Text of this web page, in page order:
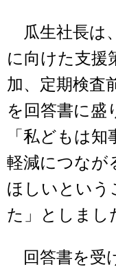
瓜生社長は
に向けた支援
加、定期検査
を回答書に盛
「私どもは
軽減につなが
ほしいという
た」としまし
回答書を受